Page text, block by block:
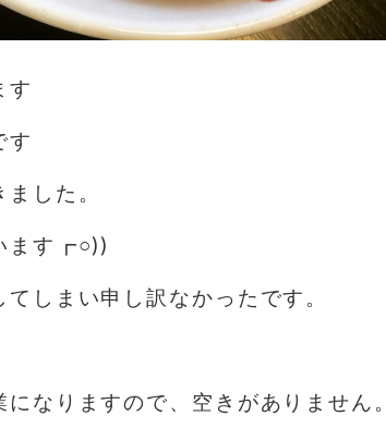
す️
す
した。
ます┏○))
しまい申し訳なかったです。
なりますので、空きがありません。